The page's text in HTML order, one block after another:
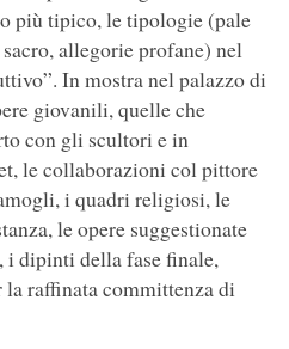
più tipico, le tipologie (pale
allegorie profane) nel
In mostra nel palazzo di
giovanili, quelle che
con gli scultori e in
le collaborazioni col pittore
i quadri religiosi, le
le opere suggestionate
i dipinti della fase finale,
raffinata committenza di